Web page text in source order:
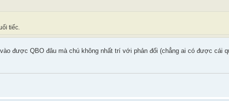
tiếc.
được QBO đâu mà chú không nhất trí với phản đối (chẳng ai có được cái